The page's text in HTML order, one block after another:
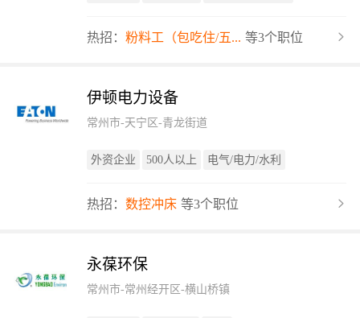
热招： 粉料工（包吃住/五... 等3个职位
伊顿电力设备
常州市-天宁区-青龙街道
外资企业 500人以上 电气/电力/水利
热招： 数控冲床 等3个职位
永葆环保
常州市-常州经开区-横山桥镇